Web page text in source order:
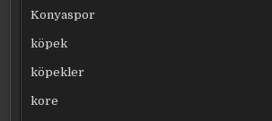
Konyaspor
köpek
köpekler
kore